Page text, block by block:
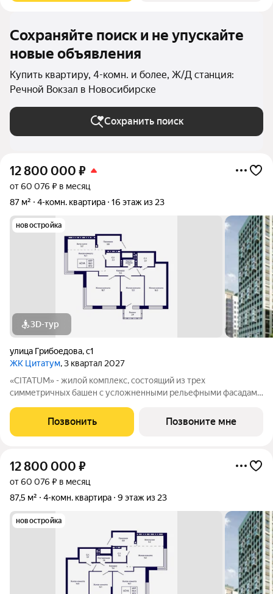
Сохраняйте поиск и не упускайте
новые объявления
Купить квартиру, 4-комн. и более, Ж/Д станция:
Речной Вокзал в Новосибирске
Сохранить поиск
12 800 000 ₽
от 60 076 ₽ в месяц
87 м²
4-комн. квартира 16 этаж из 23
новостройка
3D-тур
улица Грибоедова,с1
ЖК Цитатум, 3 квартал 2027
«CITATUM» - жилой комплекс, состоящий из трех
симметричных башен с усложненными рельефными фасадами
котором расположится просторное дизайнерское лобби с
консьержем и мягкой зоной ожидания.
Позвонить Позвоните мне
12 800 000 ₽
от 60 076 ₽ в месяц
87,5 м²
4-комн. квартира 9 этаж из 23
новостройка